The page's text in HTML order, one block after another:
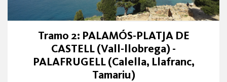
Tramo 2: PALAMÓS-PLATJA DE
CASTELL (Vall-llobrega) -
PALAFRUGELL (Calella, Llafranc,
Tamariu)